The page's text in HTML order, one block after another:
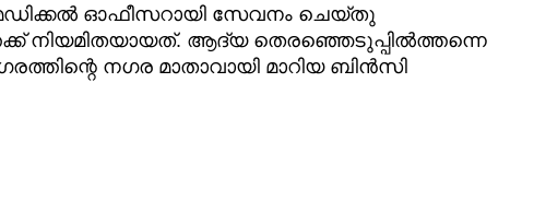
ഓഫീസറായി സേവനം ചെയ്തു
നിയമിതയായത്. ആദ്യ തെരഞ്ഞെടുപ്പിൽത്തന്നെ
നഗര മാതാവായി മാറിയ ബിൻസി